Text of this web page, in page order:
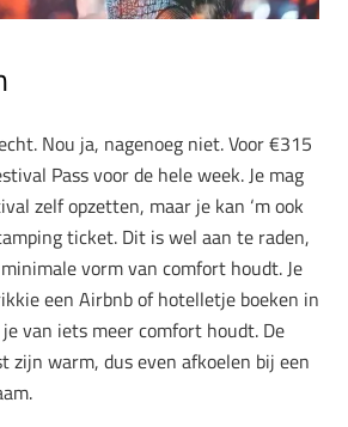
Nou ja, nagenoeg niet. Voor €315
Pass voor de hele week. Je mag
zelf opzetten, maar je kan ‘m ook
ticket. Dit is wel aan te raden,
vorm van comfort houdt. Je
een Airbnb of hotelletje boeken in
van iets meer comfort houdt. De
zijn warm, dus even afkoelen bij een